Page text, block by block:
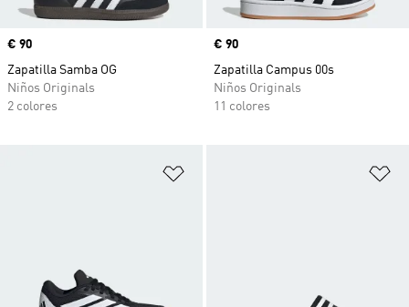
Precio
€ 90
Zapatilla Samba OG
Niños Originals
2 colores
Precio
€ 90
Zapatilla Campus 00s
Niños Originals
11 colores